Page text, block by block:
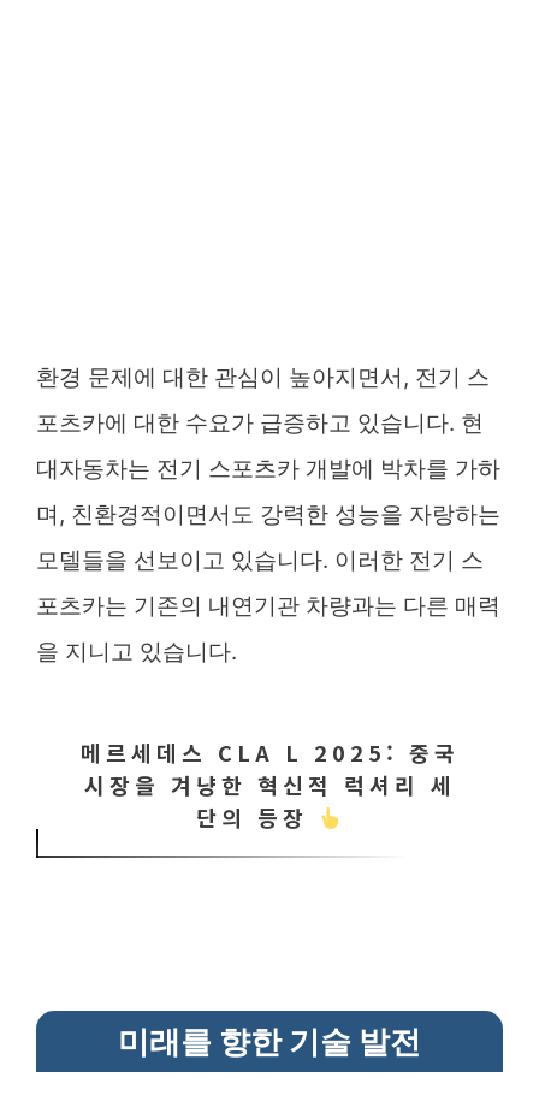
환경 문제에 대한 관심이 높아지면서, 전기 스
포츠카에 대한 수요가 급증하고 있습니다. 현
대자동차는 전기 스포츠카 개발에 박차를 가하
며, 친환경적이면서도 강력한 성능을 자랑하는
모델들을 선보이고 있습니다. 이러한 전기 스
포츠카는 기존의 내연기관 차량과는 다른 매력
을 지니고 있습니다.
메르세데스 CLA L 2025: 중국
시장을 겨냥한 혁신적 럭셔리 세
단의 등장
미래를 향한 기술 발전